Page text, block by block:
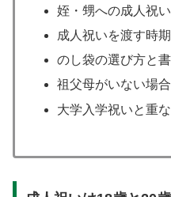
姪・甥への成人祝
成人祝いを渡す時
のし袋の選び方と
祖父母がいない場
大学入学祝いと重